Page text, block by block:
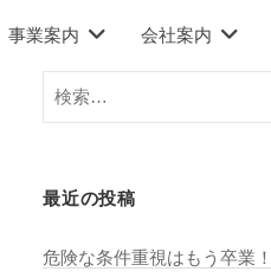
事業案内 会社案内
検
索:
最近の投稿
危険な条件重視はもう卒業